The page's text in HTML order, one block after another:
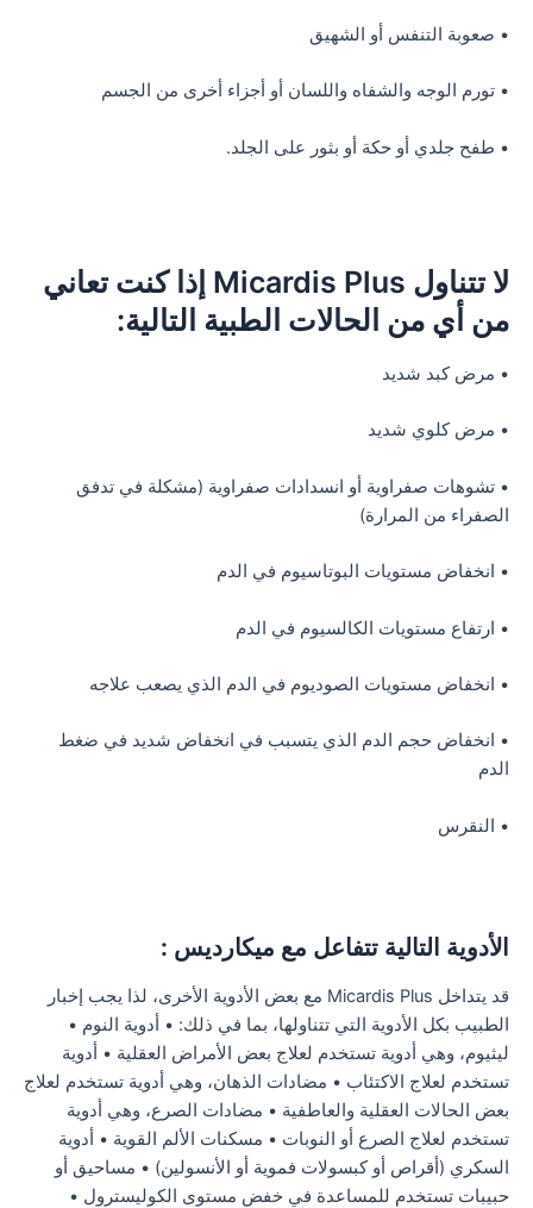
• صعوبة التنفس أو الشهيق
• تورم الوجه والشفاه واللسان أو أجزاء أخرى من الجسم
• طفح جلدي أو حكة أو بثور على الجلد.
لا تتناول Micardis Plus إذا كنت تعاني
من أي من الحالات الطبية التالية:
• مرض كبد شديد
• مرض كلوي شديد
• تشوهات صفراوية أو انسدادات صفراوية (مشكلة في تدفق
الصفراء من المرارة)
• انخفاض مستويات البوتاسيوم في الدم
• ارتفاع مستويات الكالسيوم في الدم
• انخفاض مستويات الصوديوم في الدم الذي يصعب علاجه
• انخفاض حجم الدم الذي يتسبب في انخفاض شديد في ضغط
الدم
• النقرس
الأدوية التالية تتفاعل مع ميكارديس :
قد يتداخل Micardis Plus مع بعض الأدوية الأخرى، لذا يجب إخبار
الطبيب بكل الأدوية التي تتناولها، بما في ذلك: • أدوية النوم •
ليثيوم، وهي أدوية تستخدم لعلاج بعض الأمراض العقلية • أدوية
تستخدم لعلاج الاكتئاب • مضادات الذهان، وهي أدوية تستخدم لعلاج
بعض الحالات العقلية والعاطفية • مضادات الصرع، وهي أدوية
تستخدم لعلاج الصرع أو النوبات • مسكنات الألم القوية • أدوية
السكري (أقراص أو كبسولات فموية أو الأنسولين) • مساحيق أو
حبيبات تستخدم للمساعدة في خفض مستوى الكوليسترول •